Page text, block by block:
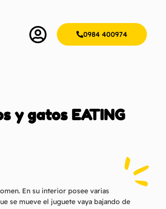
0984 400974
y gatos EATING
En su interior posee varias
se mueve el juguete vaya bajando de